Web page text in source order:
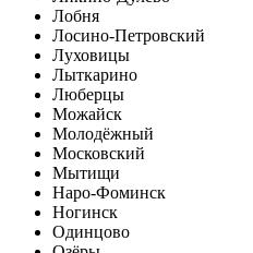
Лобня
Лосино-Петровский
Луховицы
Лыткарино
Люберцы
Можайск
Молодёжный
Московский
Мытищи
Наро-Фоминск
Ногинск
Одинцово